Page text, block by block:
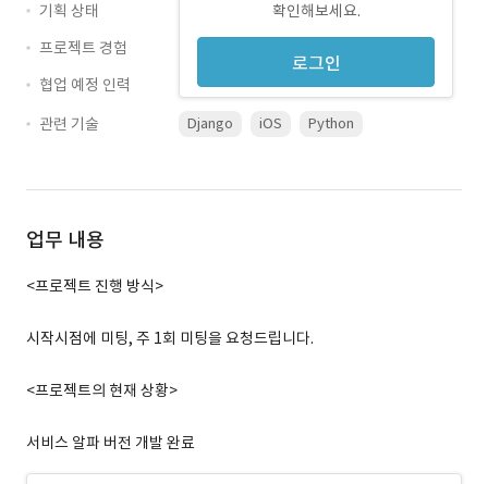
확인해보세요.
로그인
기획 상태
프로젝트 경험
협업 예정 인력
관련 기술
Django iOS Python
업무 내용
<프로젝트 진행 방식>
시작시점에 미팅, 주 1회 미팅을 요청드립니다.
<프로젝트의 현재 상황>
서비스 알파 버전 개발 완료